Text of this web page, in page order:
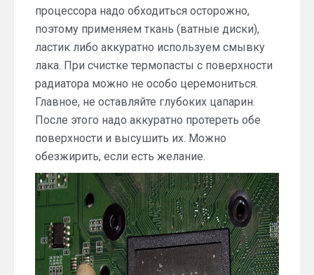
процессора надо обходиться осторожно,
поэтому применяем ткань (ватные диски),
ластик либо аккуратно используем смывку
лака. При счистке термопасты с поверхности
радиатора можно не особо церемониться.
Главное, не оставляйте глубоких цапарин.
После этого надо аккуратно протереть обе
поверхности и высушить их. Можно
обезжирить, если есть желание.